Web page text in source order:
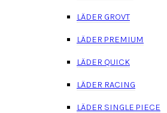
LÄDER GROVT
LÄDER PREMIUM
LÄDER QUICK
LÄDER RACING
LÄDER SINGLE PIECE